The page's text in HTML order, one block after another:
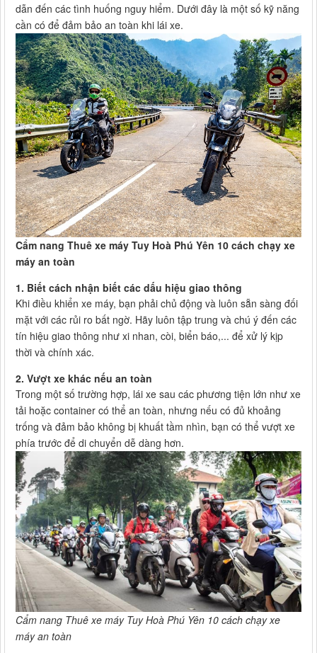
dẫn đến các tình huống nguy hiểm. Dưới đây là một số kỹ năng
cần có để đảm bảo an toàn khi lái xe.
Cẩm nang Thuê xe máy Tuy Hoà Phú Yên 10 cách chạy xe
máy an toàn
1. Biết cách nhận biết các dấu hiệu giao thông
Khi điều khiển xe máy, bạn phải chủ động và luôn sẵn sàng đối
mặt với các rủi ro bất ngờ. Hãy luôn tập trung và chú ý đến các
tín hiệu giao thông như xi nhan, còi, biển báo,... để xử lý kịp
thời và chính xác.
2. Vượt xe khác nếu an toàn
Trong một số trường hợp, lái xe sau các phương tiện lớn như xe
tải hoặc container có thể an toàn, nhưng nếu có đủ khoảng
trống và đảm bảo không bị khuất tầm nhìn, bạn có thể vượt xe
phía trước để di chuyển dễ dàng hơn.
Cẩm nang Thuê xe máy Tuy Hoà Phú Yên 10 cách chạy xe
máy an toàn